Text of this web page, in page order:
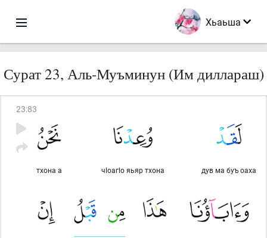
Хьаьша
Сурат 23, Аль-Муъминун (Им диллараш)
23:83
дув ма буъ оаха
чlоагlо яьяр тхона
тхона а